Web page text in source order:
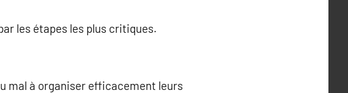
les étapes les plus critiques.
mal à organiser efficacement leurs